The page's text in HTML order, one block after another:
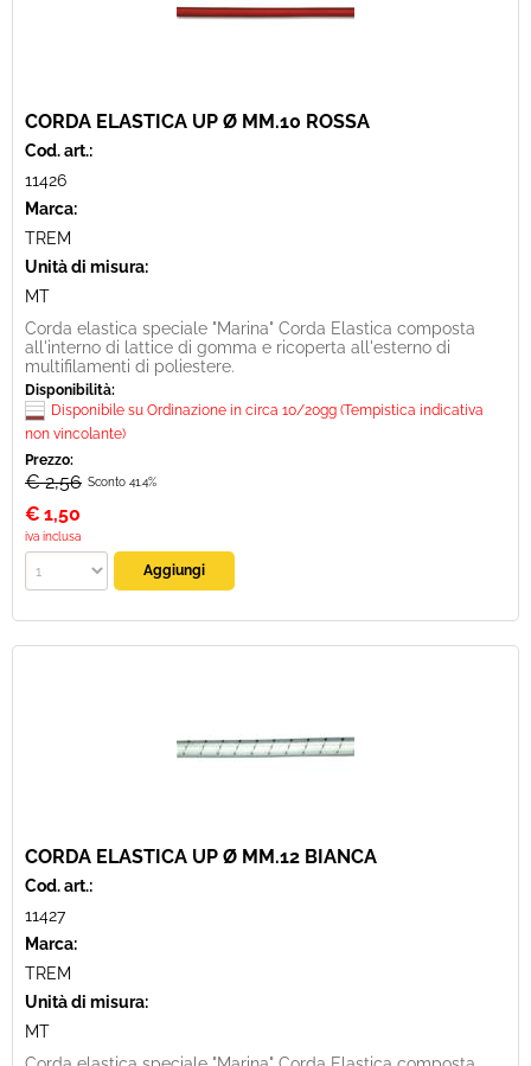
CORDA ELASTICA UP Ø MM.10 ROSSA
Cod. art.:
11426
Marca:
TREM
Unità di misura:
MT
Corda elastica speciale "Marina" Corda Elastica composta
all'interno di lattice di gomma e ricoperta all'esterno di
multifilamenti di poliestere.
Disponibilità:
Disponibile su Ordinazione in circa 10/20gg (Tempistica indicativa
non vincolante)
Prezzo:
€ 2,56 Sconto 41.4%
€ 1,50
iva inclusa
CORDA ELASTICA UP Ø MM.12 BIANCA
Cod. art.:
11427
Marca:
TREM
Unità di misura:
MT